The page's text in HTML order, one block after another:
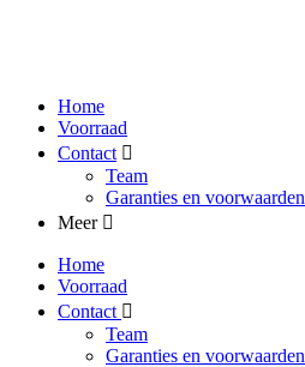
Home
Voorraad
Contact
Team
Garanties en voorwaarden
Meer
Home
Voorraad
Contact
Team
Garanties en voorwaarden